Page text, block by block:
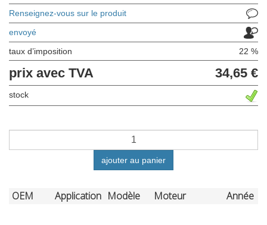
Renseignez-vous sur le produit
envoyé
taux d’imposition 22 %
prix avec TVA 34,65 €
stock
ajouter au panier
OEM Application Modèle Moteur Année